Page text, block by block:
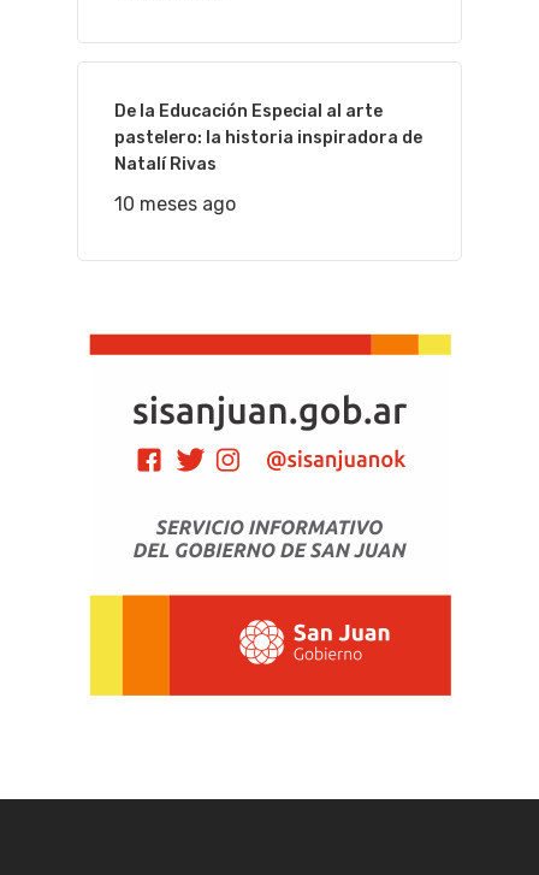
De la Educación Especial al arte
pastelero: la historia inspiradora de
Natalí Rivas
10 meses ago